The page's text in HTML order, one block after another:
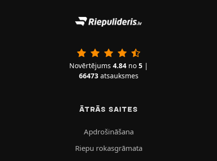
Novērtējums 4.84no 5|
66473atsauksmes
ĀTRĀS SAITES
Apdrošināšana
Riepu rokasgrāmata